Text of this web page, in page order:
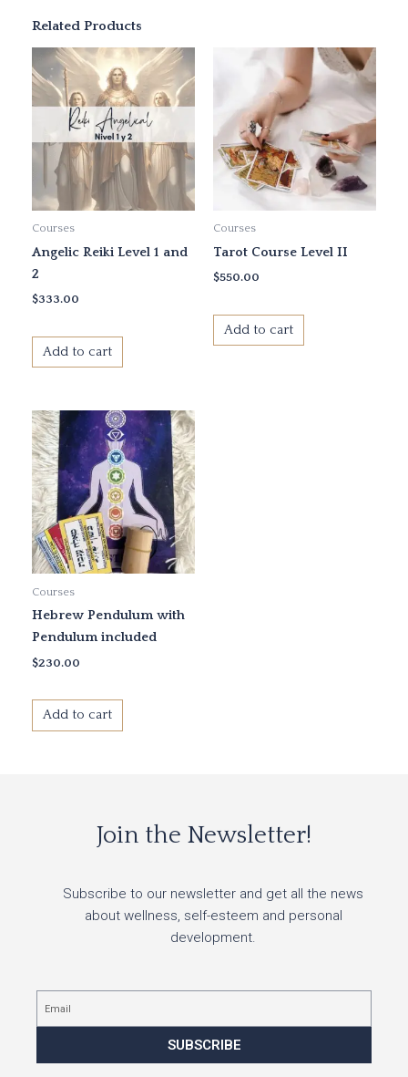
Related Products
Courses
Angelic Reiki Level 1 and
2
$333.00
Add to cart
Courses
Tarot Course Level II
$550.00
Add to cart
Courses
Hebrew Pendulum with
Pendulum included
$230.00
Add to cart
Join the Newsletter!
Subscribe to our newsletter and get all the news
about wellness, self-esteem and personal
development.
SUBSCRIBE